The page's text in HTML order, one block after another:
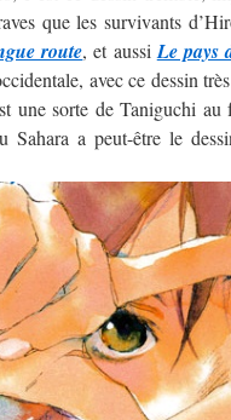
que les survivants
route, et aussi Le pays
avec ce dessin
une sorte de Taniguchi au
Sahara a peut-être le